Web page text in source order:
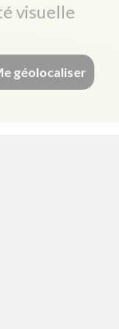
visuelle
géolocaliser